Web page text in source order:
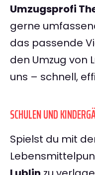
Umzugsprofi
gerne
das passende
den Umzug von
uns – schnell,
SCHULEN UND
Spielst du mit